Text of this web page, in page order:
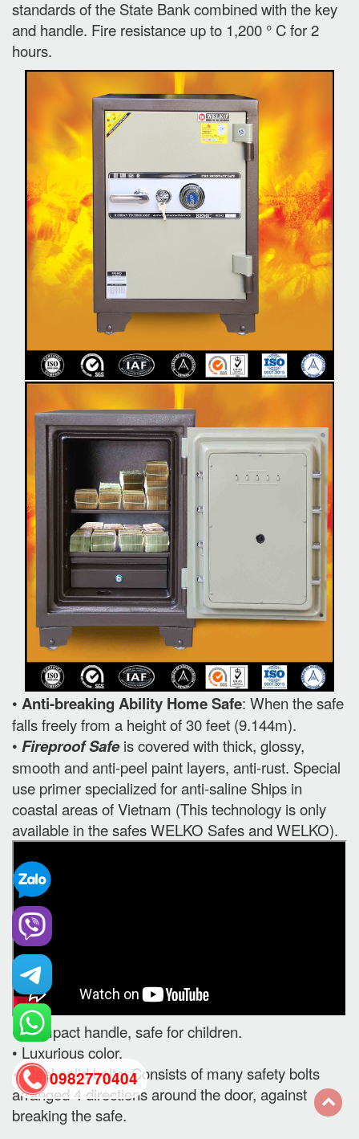
standards of the State Bank combined with the key
and handle. Fire resistance up to 1,200 ° C for 2
hours.
• Anti-breaking Ability Home Safe: When the safe
falls freely from a height of 30 feet (9.144m).
• Fireproof Safeis covered with thick, glossy,
smooth and anti-peel paint layers, anti-rust. Special
use primer specialized for anti-saline Ships in
coastal areas of Vietnam (This technology is only
available in the safes WELKO Safes and WELKO).
• Compact handle, safe for children.
• Luxurious color.
• Steel-solid bolts: Consists of many safety bolts
arranged 4 directions around the door, against
breaking the safe.
0982770404